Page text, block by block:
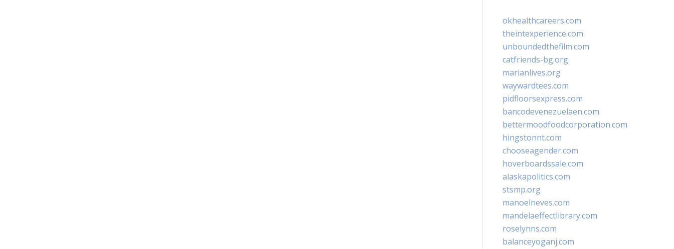
okhealthcareers.com
theintexperience.com
unboundedthefilm.com
catfriends-bg.org
marianlives.org
waywardtees.com
pidfloorsexpress.com
bancodevenezuelaen.com
bettermoodfoodcorporation.com
hingstonnt.com
chooseagender.com
hoverboardssale.com
alaskapolitics.com
stsmp.org
manoelneves.com
mandelaeffectlibrary.com
roselynns.com
balanceyoganj.com